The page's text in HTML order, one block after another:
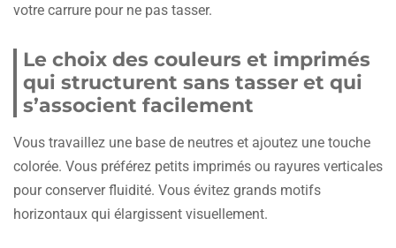
votre carrure pour ne pas tasser.
Le choix des couleurs et imprimés
qui structurent sans tasser et qui
s’associent facilement
Vous travaillez une base de neutres et ajoutez une touche
colorée. Vous préférez petits imprimés ou rayures verticales
pour conserver fluidité. Vous évitez grands motifs
horizontaux qui élargissent visuellement.